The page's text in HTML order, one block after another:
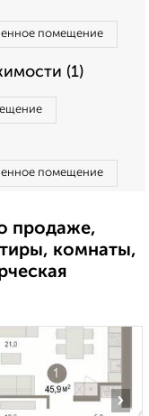
помещение
(1)
помещение
продаже,
комнаты,
›